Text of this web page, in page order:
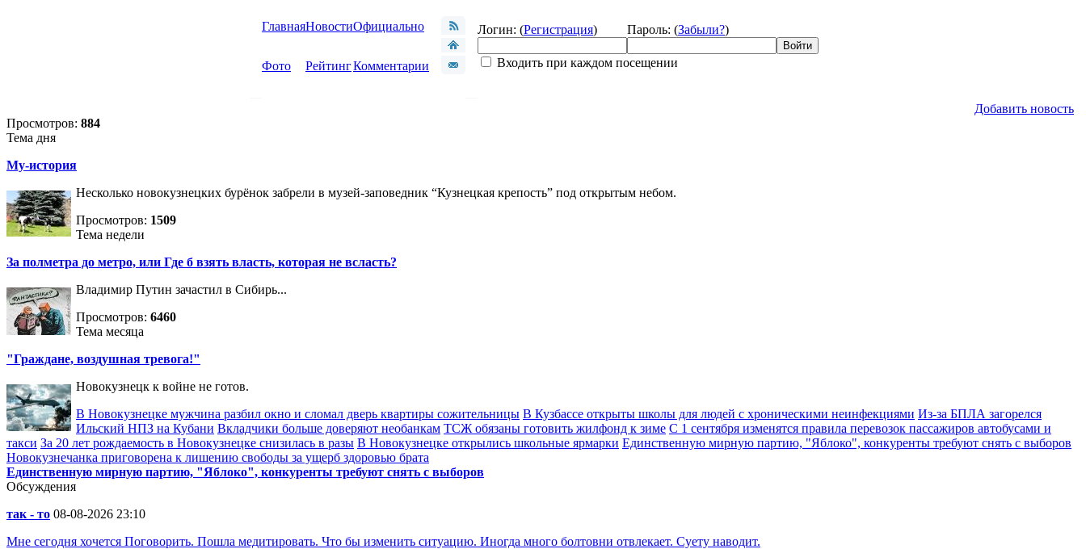
ГлавнаяНовостиОфициально
Фото РейтингКомментарии
Логин: (Регистрация) Пароль: (Забыли?)
Входить при каждом посещении
Добавить новость
Просмотров: 884
Тема дня
Му-история
Несколько новокузнецких бурёнок забрели в музей-заповедник “Кузнецкая крепость” под открытым небом.
Просмотров: 1509
Тема недели
За полметра до метро, или Где б взять власть, которая не всласть?
Владимир Путин зачастил в Сибирь...
Просмотров: 6460
Тема месяца
"Граждане, воздушная тревога!"
Новокузнецк к войне не готов.
В Новокузнецке мужчина разбил окно и сломал дверь квартиры сожительницы В Кузбассе открыты школы для людей с хроническими неинфекциями Из-за БПЛА загорелся
Ильский НПЗ на Кубани Вкладчики больше доверяют необанкам ТСЖ обязаны готовить жилфонд к зиме С 1 сентября изменятся правила перевозок пассажиров автобусами и
такси За 20 лет рождаемость в Новокузнецке снизилась в разы В Новокузнецке открылись школьные ярмарки Единственную мирную партию, "Яблоко", конкуренты требуют снять с выборов
Новокузнечанка приговорена к лишению свободы за ущерб здоровью брата
Единственную мирную партию, "Яблоко", конкуренты требуют снять с выборов
Обсуждения
так - то 08-08-2026 23:10
Мне сегодня хочется Поговорить. Пошла медитировать. Что бы изменить ситуацию. Иногда много болтовни отвлекает. Суету наводит.